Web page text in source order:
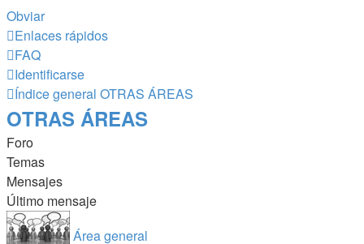
Obviar
Enlaces rápidos
FAQ
Identificarse
Índice general OTRAS ÁREAS
OTRAS ÁREAS
Foro
Temas
Mensajes
Último mensaje
Área general